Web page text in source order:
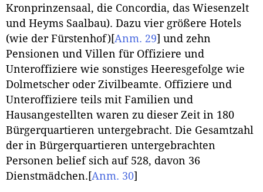
Kronprinzensaal, die Concordia, das Wiesenzelt
und Heyms Saalbau). Dazu vier größere Hotels
(wie der Fürstenhof)[Anm. 29] und zehn
Pensionen und Villen für Offiziere und
Unteroffiziere wie sonstiges Heeresgefolge wie
Dolmetscher oder Zivilbeamte. Offiziere und
Unteroffiziere teils mit Familien und
Hausangestellten waren zu dieser Zeit in 180
Bürgerquartieren untergebracht. Die Gesamtzahl
der in Bürgerquartieren untergebrachten
Personen belief sich auf 528, davon 36
Dienstmädchen. [Anm. 30]